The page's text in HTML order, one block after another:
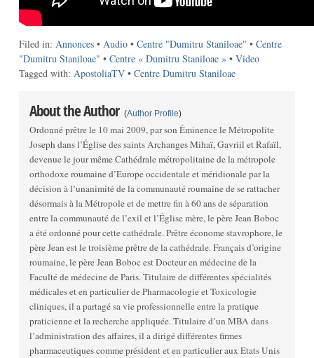
Filed in: Annonces• Audio• Centre "Dumitru Staniloae" • Centre
"Dumitru Staniloae" • Centre « Dumitru Staniloae » • Video
Tagged with: ApostoliaTV• Centre Dumitru Staniloae
About the Author (Author Profile)
Ordonné prêtre le 10 mai 2009, par son Éminence le Métropolite
Joseph dans l’Église des saints Archanges Mihaï, Gavriil et Rafaïl,
devenue le jour même Cathédrale métropolitaine de la métropole
orthodoxe roumaine d’Europe occidentale et méridionale par la
décision à l’unanimité de la communauté roumaine de se rattacher
désormais à la Métropole et de mettre fin à 60 ans de séparation
entre la communauté de l’exil et l’Église mère, le père Jean Boboc
a été ordonné pour cette cathédrale. Prêtre économe stavrophore, le
père Jean est le troisième prêtre de la cathédrale. Français d’origine
roumaine, le père Jean Boboc est Docteur en médecine de la
Faculté de médecine de Paris. Titulaire de différentes spécialités
médicales et en particulier de Pharmacologie et Toxicologie
cliniques, il a partagé sa vie professionnelle entre la pratique
praticienne et la recherche appliquée. Titulaire d’un MBA dans
l’administration des affaires, il a dirigé différentes firmes
pharmaceutiques comme président et en particulier aux Etats Unis